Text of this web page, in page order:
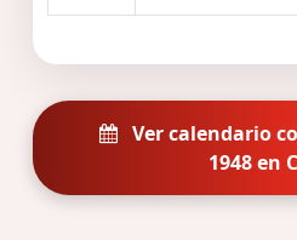
Ver calendario
1948 en